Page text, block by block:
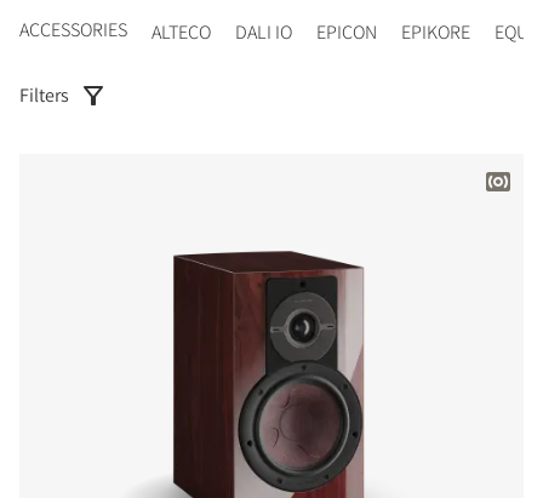
ACCESSORIES ALTECO DALI IO EPICON EPIKORE EQUI
Filters